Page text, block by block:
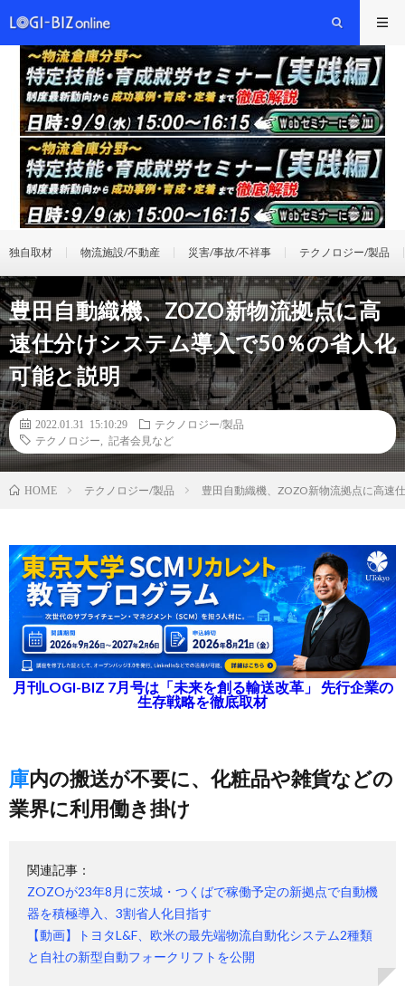
独自取材 物流施設/不動産 災害/事故/不祥事 テクノロジー/製品
豊田自動織機、ZOZO新物流拠点に高
速仕分けシステム導入で50％の省人化
可能と説明
2022.01.31 15:10:29
テクノロジー/製品
テクノロジー
記者会見など
HOME テクノロジー/製品 豊田自動織機、ZOZO新物流拠点に高速
月刊LOGI-BIZ 7月号は「未来を創る輸送改革」 先行企業の
生存戦略を徹底取材
庫内の搬送が不要に、化粧品や雑貨などの
業界に利用働き掛け
関連記事：
ZOZOが23年8月に茨城・つくばで稼働予定の新拠点で自動機
器を積極導入、3割省人化目指す
【動画】トヨタL&F、欧米の最先端物流自動化システム2種類
と自社の新型自動フォークリフトを公開